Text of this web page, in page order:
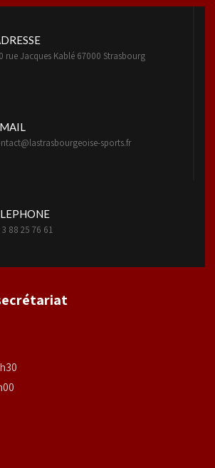
rue Jacques Kablé 67000 Strasbourg
sports.fr
3 88 25 76 61